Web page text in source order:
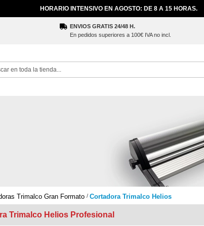
HORARIO INTENSIVO EN AGOSTO: DE 8 A 15 HORAS.
ENVIOS GRATIS 24/48 H.
En pedidos superiores a 100€ IVA no incl.
Trimalco Gran Formato Cortadora Trimalco Helios
Trimalco Helios Profesional